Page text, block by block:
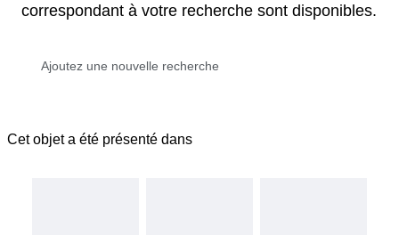
correspondant à votre recherche sont disponibles.
Cet objet a été présenté dans